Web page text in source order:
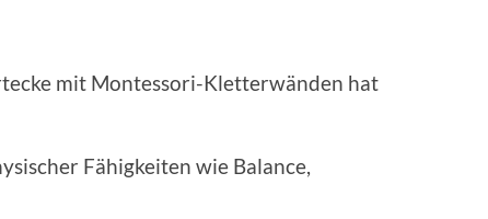
mit Montessori-Kletterwänden hat
Fähigkeiten wie Balance,